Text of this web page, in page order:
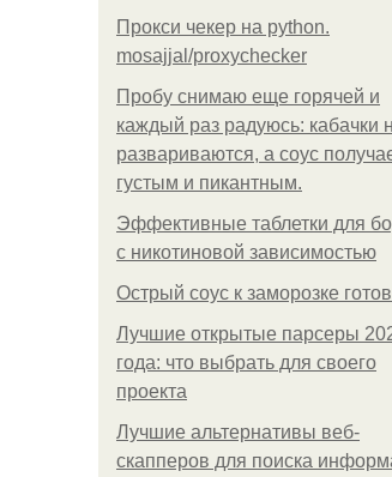
Прокси чекер на python.
mosajjal/proxychecker
Пробу снимаю еще горячей и
каждый раз радуюсь: кабачки
развариваются, а соус
густым и пикантным.
Эффективные таблетки для
с никотиновой зависимостью
Острый соус к заморозке
Лучшие открытые парсеры
года: что выбрать для своего
проекта
Лучшие альтернативы веб-
скапперов для поиска